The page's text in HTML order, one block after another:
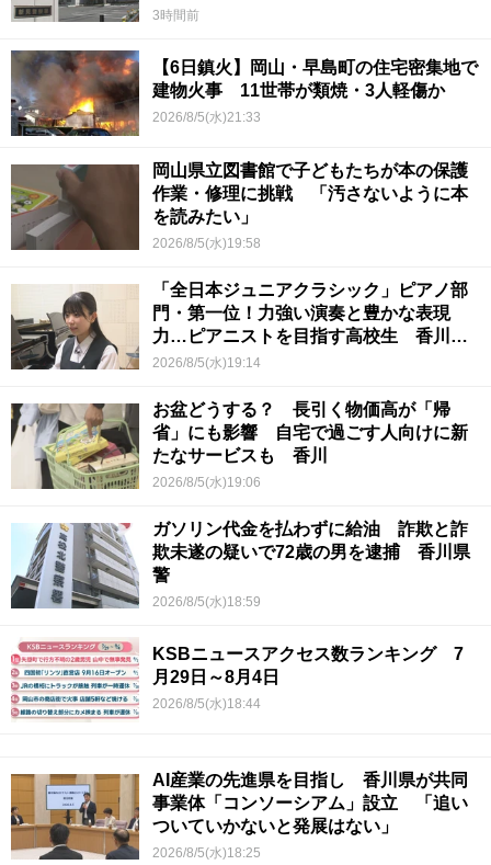
い
3時間前
【6日鎮火】岡山・早島町の住宅密集地で
建物火事 11世帯が類焼・3人軽傷か
2026/8/5(水)21:33
岡山県立図書館で子どもたちが本の保護
作業・修理に挑戦 「汚さないように本
を読みたい」
2026/8/5(水)19:58
「全日本ジュニアクラシック」ピアノ部
門・第一位！力強い演奏と豊かな表現
力…ピアニストを目指す高校生 香川
【青春のキセキ】
2026/8/5(水)19:14
お盆どうする？ 長引く物価高が「帰
省」にも影響 自宅で過ごす人向けに新
たなサービスも 香川
2026/8/5(水)19:06
ガソリン代金を払わずに給油 詐欺と詐
欺未遂の疑いで72歳の男を逮捕 香川県
警
2026/8/5(水)18:59
KSBニュースアクセス数ランキング 7
月29日～8月4日
2026/8/5(水)18:44
AI産業の先進県を目指し 香川県が共同
事業体「コンソーシアム」設立 「追い
ついていかないと発展はない」
2026/8/5(水)18:25